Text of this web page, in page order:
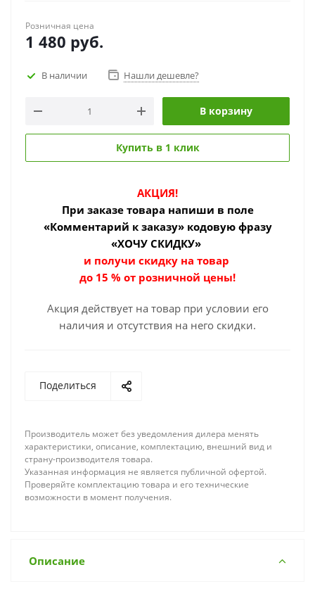
Розничная цена
1 480 руб.
В наличии Нашли дешевле?
В корзину
Купить в 1 клик
АКЦИЯ!
При заказе товара напиши в поле
«Комментарий к заказу» кодовую фразу
«ХОЧУ СКИДКУ»
и получи скидку на товар
до 15 % от розничной цены!
Акция действует на товар при условии его
наличия и отсутствия на него скидки.
Поделиться
Производитель может без уведомления дилера менять
характеристики, описание, комплектацию, внешний вид и
страну-производителя товара.
Указанная информация не является публичной офертой.
Проверяйте комплектацию товара и его технические
возможности в момент получения.
Описание